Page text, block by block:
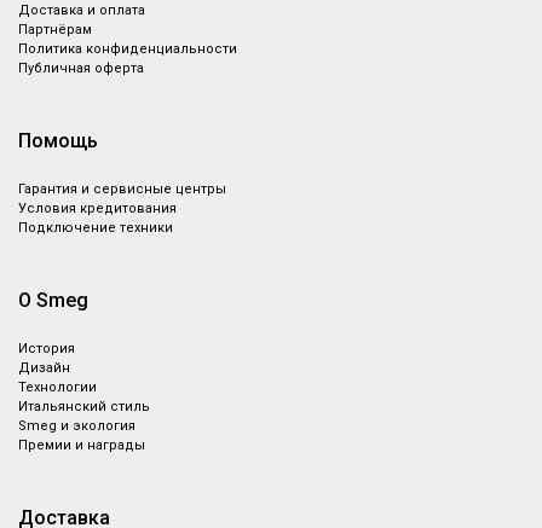
Доставка и оплата
Партнёрам
Политика конфиденциальности
Публичная оферта
Помощь
Гарантия и сервисные центры
Условия кредитования
Подключение техники
О Smeg
История
Дизайн
Технологии
Итальянский стиль
Smeg и экология
Премии и награды
Доставка